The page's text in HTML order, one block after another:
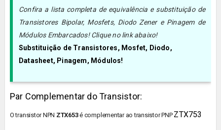
Confira a lista completa de equivalência e substituição de
Transistores Bipolar, Mosfets, Diodo Zener e Pinagem de
Módulos Embarcados! Clique no link abaixo!
Substituição de Transistores, Mosfet, Diodo,
Datasheet, Pinagem, Módulos!
Par Complementar do Transistor:
O transistor NPN ZTX653écomplementar ao transistor PNP ZTX753